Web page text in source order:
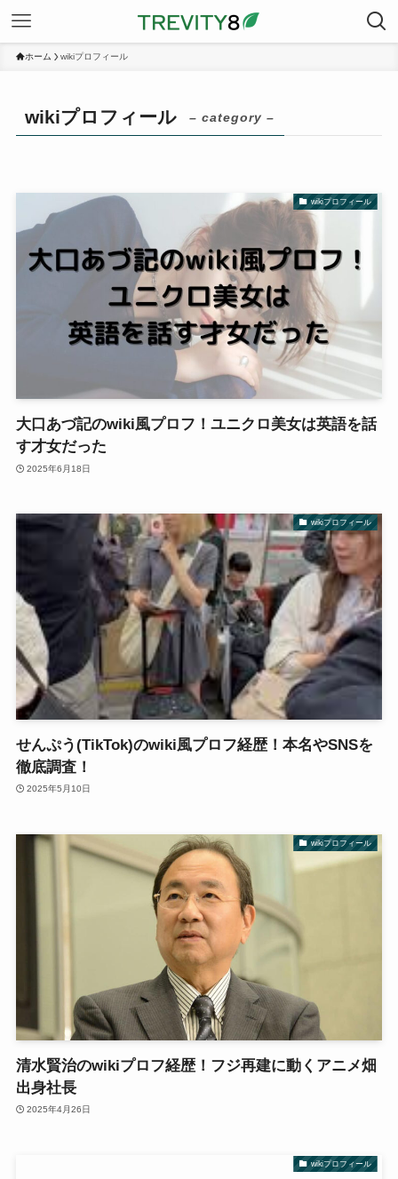
ホーム wikiプロフィール
wikiプロフィール – category –
wikiプロフィール
大口あづ記のwiki風プロフ！ユニクロ美女は英語を話
す才女だった
2025年6月18日
wikiプロフィール
せんぷう(TikTok)のwiki風プロフ経歴！本名やSNSを
徹底調査！
2025年5月10日
wikiプロフィール
清水賢治のwikiプロフ経歴！フジ再建に動くアニメ畑
出身社長
2025年4月26日
wikiプロフィール